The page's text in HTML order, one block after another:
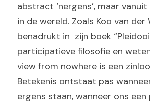
abstract ‘nergens’, maar
in de wereld. Zoals Koo van der
benadrukt in  zijn boek
participatieve filosofie en
view from nowhere is een
Betekenis ontstaat pas
ergens staan, wanneer ons